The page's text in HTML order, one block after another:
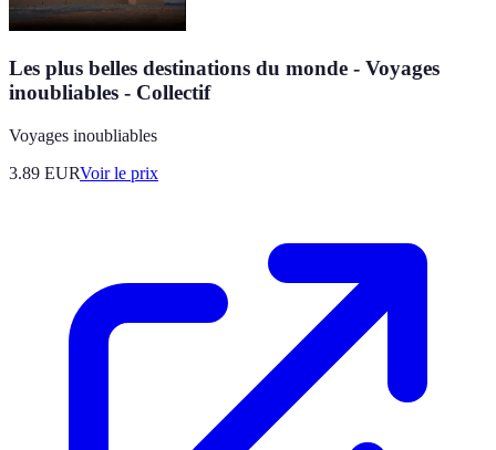
Les plus belles destinations du monde - Voyages
inoubliables - Collectif
Voyages inoubliables
3.89 EURVoir le prix